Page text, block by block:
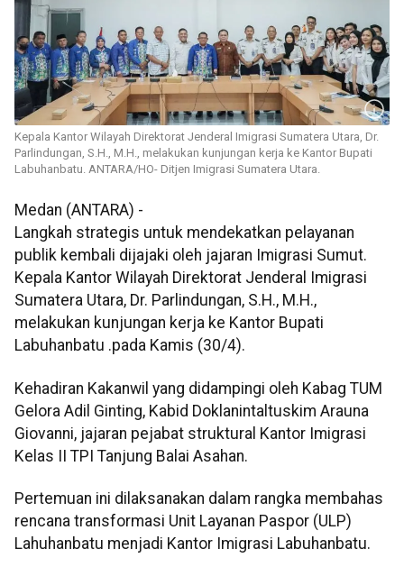
Kepala Kantor Wilayah Direktorat Jenderal Imigrasi Sumatera Utara, Dr.
Parlindungan, S.H., M.H., melakukan kunjungan kerja ke Kantor Bupati
Labuhanbatu. ANTARA/HO- Ditjen Imigrasi Sumatera Utara.
Medan (ANTARA) -
Langkah strategis untuk mendekatkan pelayanan
publik kembali dijajaki oleh jajaran Imigrasi Sumut.
Kepala Kantor Wilayah Direktorat Jenderal Imigrasi
Sumatera Utara, Dr. Parlindungan, S.H., M.H.,
melakukan kunjungan kerja ke Kantor Bupati
Labuhanbatu .pada Kamis (30/4).
Kehadiran Kakanwil yang didampingi oleh Kabag TUM
Gelora Adil Ginting, Kabid Doklanintaltuskim Arauna
Giovanni, jajaran pejabat struktural Kantor Imigrasi
Kelas II TPI Tanjung Balai Asahan.
Pertemuan ini dilaksanakan dalam rangka membahas
rencana transformasi Unit Layanan Paspor (ULP)
Lahuhanbatu menjadi Kantor Imigrasi Labuhanbatu.